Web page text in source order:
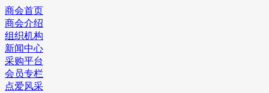
商会首页
商会介绍
组织机构
新闻中心
采购平台
会员专栏
点爱风采